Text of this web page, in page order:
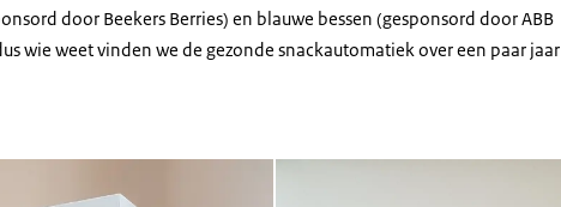
door Beekers Berries) en blauwe bessen (gesponsord door ABB
wie weet vinden we de gezonde snackautomatiek over een paar jaar
Open de galerij in vergrote weergave